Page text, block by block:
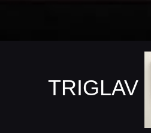
TRIGLAV